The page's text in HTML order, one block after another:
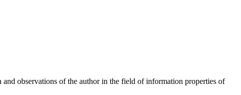
observations of the author in the field of information properties of